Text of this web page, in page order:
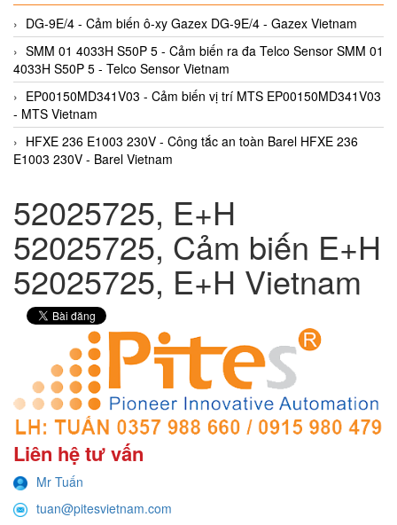
DG-9E/4 - Cảm biến ô-xy Gazex DG-9E/4 - Gazex Vietnam
SMM 01 4033H S50P 5 - Cảm biến ra đa Telco Sensor SMM 01
4033H S50P 5 - Telco Sensor Vietnam
EP00150MD341V03 - Cảm biến vị trí MTS EP00150MD341V03
- MTS Vietnam
HFXE 236 E1003 230V - Công tắc an toàn Barel HFXE 236
E1003 230V - Barel Vietnam
52025725, E+H
52025725, Cảm biến E+H
52025725, E+H Vietnam
Liên hệ tư vấn
Mr Tuấn
tuan@pitesvietnam.com